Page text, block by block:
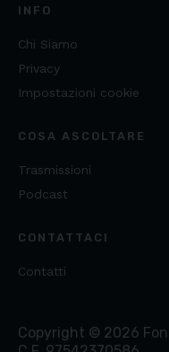
INFO
Chi Siamo
Privacy
Impostazioni cookie
COSA ASCOLTARE
Trasmissioni
Podcast
CONTATTACI
Contatti
Copyright © 2026